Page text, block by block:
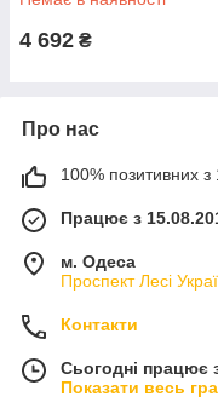
4 692 ₴
Про нас
100% позитивних з
Працює з
м. Одеса
Проспект Лесі
Контакти
Сьогодні працює
Показати весь